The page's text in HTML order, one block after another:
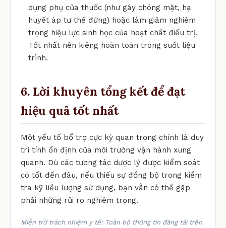
dụng phụ của thuốc (như gây chóng mặt, hạ
huyết áp tư thế đứng) hoặc làm giảm nghiêm
trọng hiệu lực sinh học của hoạt chất điều trị.
Tốt nhất nên kiêng hoàn toàn trong suốt liệu
trình.
6. Lời khuyên tổng kết để đạt
hiệu quả tốt nhất
Một yếu tố bổ trợ cực kỳ quan trọng chính là duy
trì tính ổn định của môi trường vận hành xung
quanh. Dù các tương tác dược lý được kiểm soát
có tốt đến đâu, nếu thiếu sự đồng bộ trong kiểm
tra kỹ liều lượng sử dụng, bạn vẫn có thể gặp
phải những rủi ro nghiêm trọng.
Miễn trừ trách nhiệm y tế: Toàn bộ thông tin đăng tải trên